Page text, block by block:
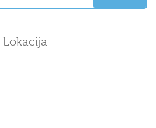
Lokacija